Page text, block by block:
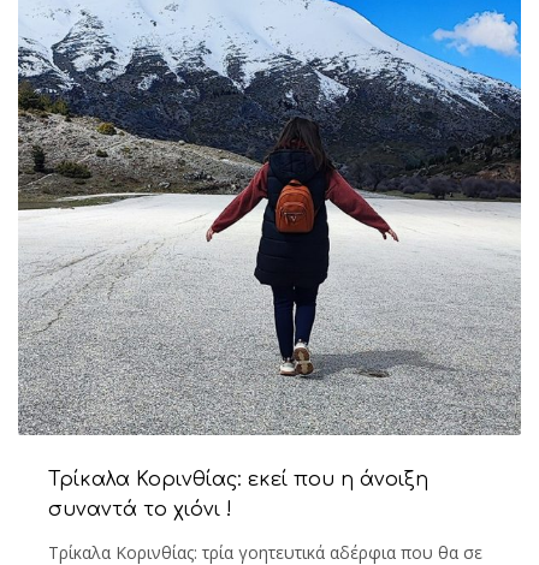
Τρίκαλα Κορινθίας: εκεί που η άνοιξη
συναντά το χιόνι !
Τρίκαλα Κορινθίας: τρία γοητευτικά αδέρφια που θα σε